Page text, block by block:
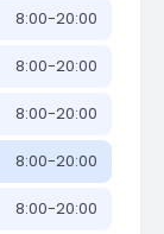
8:00-20:00
8:00-20:00
8:00-20:00
8:00-20:00
8:00-20:00